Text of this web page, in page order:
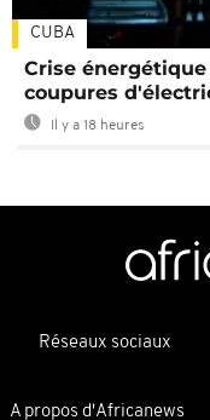
CUBA
Crise
coupures
Il y a 18 heures
Réseaux sociaux
A propos d'Africanews